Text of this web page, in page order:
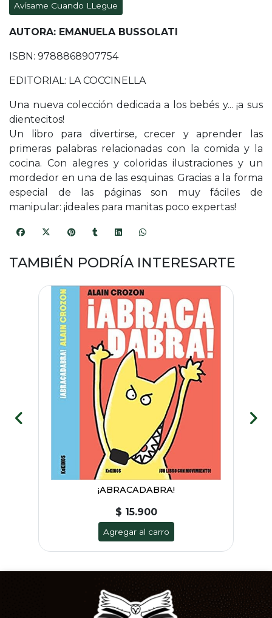
Avísame Cuando LLegue
AUTORA: EMANUELA BUSSOLATI
ISBN: 9788868907754
EDITORIAL: LA COCCINELLA
Una nueva colección dedicada a los bebés y... ¡a sus
dientecitos!
Un libro para divertirse, crecer y aprender las
primeras palabras relacionadas con la comida y la
cocina. Con alegres y coloridas ilustraciones y un
mordedor en una de las esquinas. Gracias a la forma
especial de las páginas son muy fáciles de
manipular: ¡ideales para manitas poco expertas!
TAMBIÉN PODRÍA INTERESARTE
¡ABRACADABRA!
$ 15.900
Agregar al carro